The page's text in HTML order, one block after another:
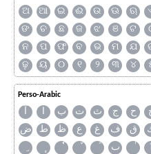
ଅ ଆ ଇ ଈ ଉ ଊ ଋ
ଙ
ଚ ଛ ଜ ଝ ଞ ଟ
ନ
ପ ଫ ବ ଭ ମ ଯ
ଢ଼
ୟ ୦ ୧ ୨ ୩ ୪
Perso-Arabic
آ ا ب ت ث ج ح
ض
ط ظ ع غ ف ق
ٮ
ٲ